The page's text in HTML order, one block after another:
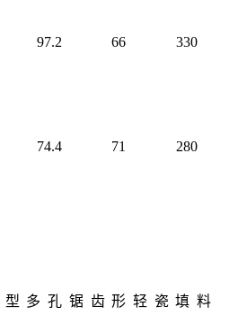
97.2 66 330
74.4 71 280
型多孔锯齿形轻瓷填料